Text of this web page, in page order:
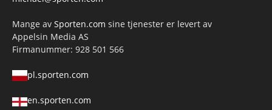
Mange av Sporten.com sine tjenester er levert av
Appelsin Media AS
Firmanummer: 928 501 566
pl.sporten.com
en.sporten.com